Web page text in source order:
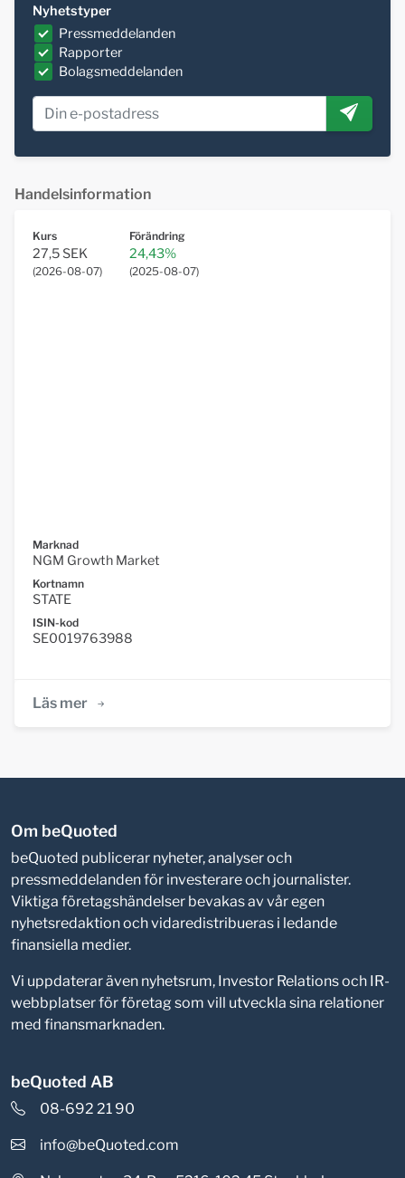
Nyhetstyper
Pressmeddelanden
Rapporter
Bolagsmeddelanden
Handelsinformation
Kurs
27,5 SEK
(2026-08-07)
Förändring
24,43%
(2025-08-07)
Marknad
NGM Growth Market
Kortnamn
STATE
ISIN-kod
SE0019763988
Läs mer
Om beQuoted
beQuoted publicerar nyheter, analyser och
pressmeddelanden för investerare och journalister.
Viktiga företagshändelser bevakas av vår egen
nyhetsredaktion och vidaredistribueras i ledande
finansiella medier.
Vi uppdaterar även nyhetsrum, Investor Relations och IR-
webbplatser för företag som vill utveckla sina relationer
med finansmarknaden.
beQuoted AB
08-692 21 90
info@beQuoted.com